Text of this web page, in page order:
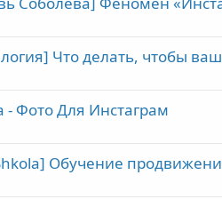
Что делать, чтобы
- Фото Для Инстаграм
Обучение